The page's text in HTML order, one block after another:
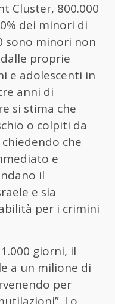
Cluster, 800.000
dei minori di
sono minori non
proprie
e adolescenti in
anni di
si stima che
o colpiti da
che
e
il
e sia
per i crimini
giorni, il
a un milione di
per